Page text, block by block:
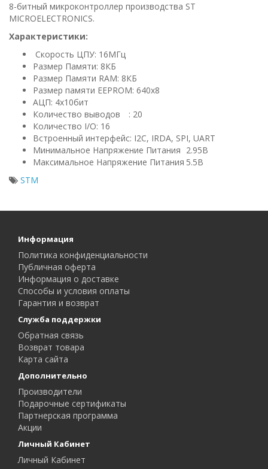
8-битный микроконтроллер производства ST
MICROELECTRONICS.
Характеристики:
Скорость ЦПУ: 16МГц
Размер Памяти: 8КБ
Размер Памяти RAM: 8КБ
Размер памяти EEPROM: 640x8
АЦП: 4х10бит
Количество выводов
: 20
Количество I/O: 16
Встроенный интерфейс: I2C, IRDA, SPI, UART
Минимальное Напряжение Питания 2.95В
Максимальное Напряжение Питания 5.5В
STM
Информация
Политика конфиденциальности
Публичная оферта
Информация о доставке
Способы и условия оплаты
Гарантия и возврат
Служба поддержки
Обратная связь
Возврат товара
Карта сайта
Дополнительно
Производители
Подарочные сертификаты
Партнерская программа
Акции
Личный Кабинет
Личный Кабинет